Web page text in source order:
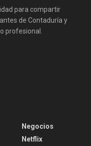
para compartir
de Contaduría y
profesional.
Negocios
Netflix